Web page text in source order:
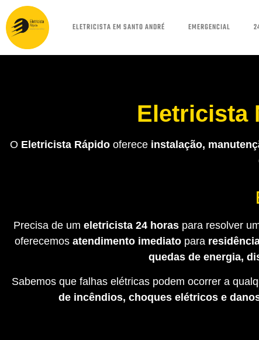
ELETRICISTA EM SANTO ANDRÉ EMERGENCIAL
Eletricista
O Eletricista Rápido oferece instalação,
Precisa de um eletricista 24 horaspara resolver
oferecemos atendimento imediatopara
quedas de energia,
Sabemos que falhas elétricas podem ocorrer a
de incêndios, choques elétricos e